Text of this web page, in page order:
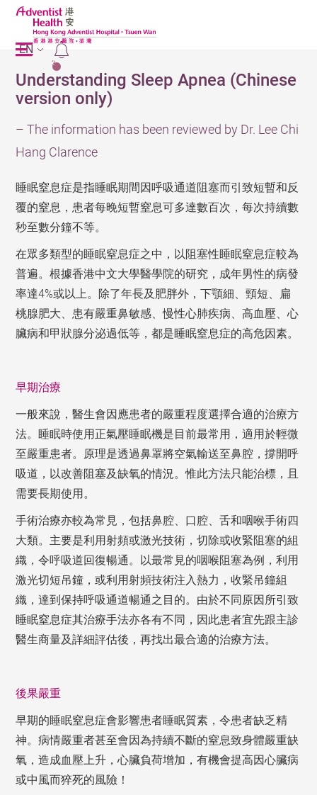
2
EN
Understanding Sleep Apnea (Chinese
version only)
– The information has been reviewed by Dr. Lee Chi
Hang Clarence
睡眠窒息症是指睡眠期間因呼吸通道阻塞而引致短暫和反
覆的窒息，患者每晚短暫窒息可多達數百次，每次持續數
秒至數分鐘不等。
在眾多類型的睡眠窒息症之中，以阻塞性睡眠窒息症較為
普遍。根據香港中文大學醫學院的研究，成年男性的病發
率達4%或以上。除了年長及肥胖外，下顎細、頸短、扁
桃腺肥大、患有嚴重鼻敏感、慢性心肺疾病、高血壓、心
臟病和甲狀腺分泌過低等，都是睡眠窒息症的高危因素。
早期治療
一般來說，醫生會因應患者的嚴重程度選擇合適的治療方
法。睡眠時使用正氣壓睡眠機是目前最常用，適用於輕微
至嚴重患者。原理是透過鼻罩將空氣輸送至鼻腔，撐開呼
吸道，以改善阻塞及缺氧的情況。惟此方法只能治標，且
需要長期使用。
手術治療亦較為常見，包括鼻腔、口腔、舌和咽喉手術四
大類。主要是利用射頻或激光技術，切除或收緊阻塞的組
織，令呼吸道回復暢通。以最常見的咽喉阻塞為例，利用
激光切短吊鐘，或利用射頻技術注入熱力，收緊吊鐘組
織，達到保持呼吸通道暢通之目的。由於不同原因所引致
睡眠窒息症其治療手法亦各有不同，因此患者宜先跟主診
醫生商量及詳細評估後，再找出最合適的治療方法。
後果嚴重
早期的睡眠窒息症會影響患者睡眠質素，令患者缺乏精
神。病情嚴重者甚至會因為持續不斷的窒息致身體嚴重缺
氧，造成血壓上升，心臟負荷增加，有機會提高因心臟病
或中風而猝死的風險！